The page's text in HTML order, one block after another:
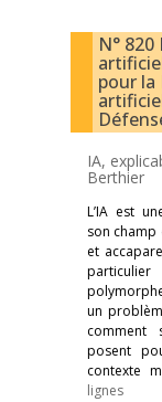
N°
pour la
IA,
Berthier
L’IA est
son champ
et
un
comment
posent
contexte
lignes